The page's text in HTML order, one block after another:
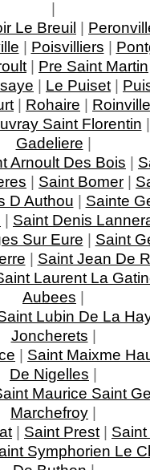
|
Le Breuil |
| Poisvilliers |
| Pre Saint Martin
| Le Puiset |
| Rohaire | Roinville
Saint Florentin
Gadeliere |
Arnoult Des Bois |
| Saint Bomer |
D Authou | Sainte
| Saint Denis
Sur Eure | Saint
| Saint Jean De
Laurent La
Aubees |
Lubin De La
Joncherets |
| Saint Maixme
De Nigelles |
Maurice Saint
Marchefroy |
| Saint Prest |
Symphorien Le